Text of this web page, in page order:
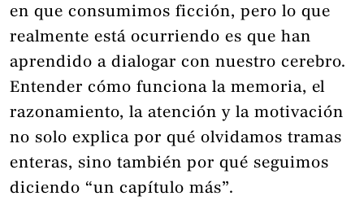
en que consumimos ficción, pero lo que
realmente está ocurriendo es que han
aprendido a dialogar con nuestro cerebro.
Entender cómo funciona la memoria, el
razonamiento, la atención y la motivación
no solo explica por qué olvidamos tramas
enteras, sino también por qué seguimos
diciendo “un capítulo más”.